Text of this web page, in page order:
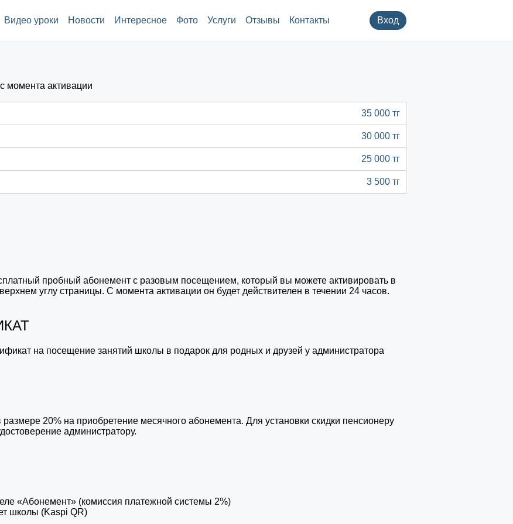
Видео уроки Новости Интересное Фото Услуги Отзывы Контакты Вход
момента активации
35 000 тг
30 000 тг
25 000 тг
3 500 тг
пробный абонемент с разовым посещением, который вы можете активировать в
углу страницы. С момента активации он будет действителен в течении 24 часов.
на посещение занятий школы в подарок для родных и друзей у администратора
размере 20% на приобретение месячного абонемента. Для установки скидки пенсионеру
администратору.
«Абонемент» (комиссия платежной системы 2%)
школы (Kaspi QR)